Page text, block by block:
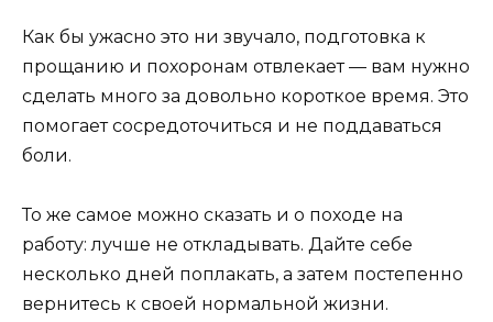
Как бы ужасно это ни звучало, подготовка к
прощанию и похоронам отвлекает — вам нужно
сделать много за довольно короткое время. Это
помогает сосредоточиться и не поддаваться
боли.
То же самое можно сказать и о походе на
работу: лучше не откладывать. Дайте себе
несколько дней поплакать, а затем постепенно
вернитесь к своей нормальной жизни.